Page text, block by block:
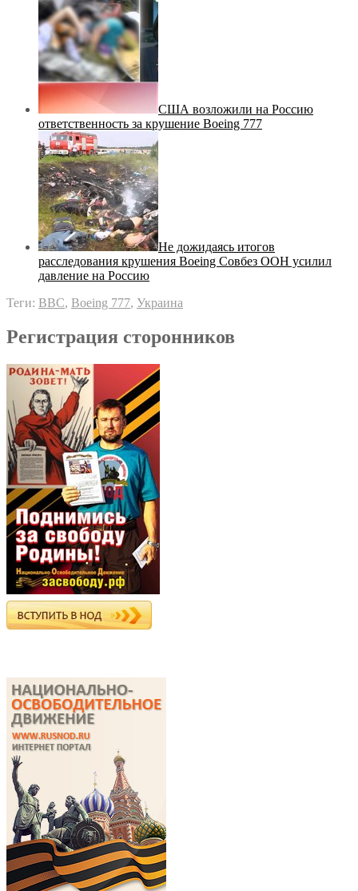
США возложили на Россию
ответственность за крушение Boeing 777
Не дожидаясь итогов
расследования крушения Boeing Совбез ООН усилил
давление на Россию
Теги: BBC, Boeing 777, Украина
Регистрация сторонников